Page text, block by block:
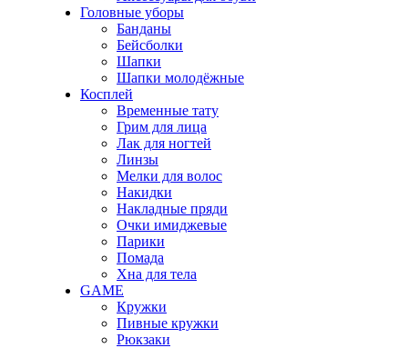
Головные уборы
Банданы
Бейсболки
Шапки
Шапки молодёжные
Косплей
Временные тату
Грим для лица
Лак для ногтей
Линзы
Мелки для волос
Накидки
Накладные пряди
Очки имиджевые
Парики
Помада
Хна для тела
GAME
Кружки
Пивные кружки
Рюкзаки